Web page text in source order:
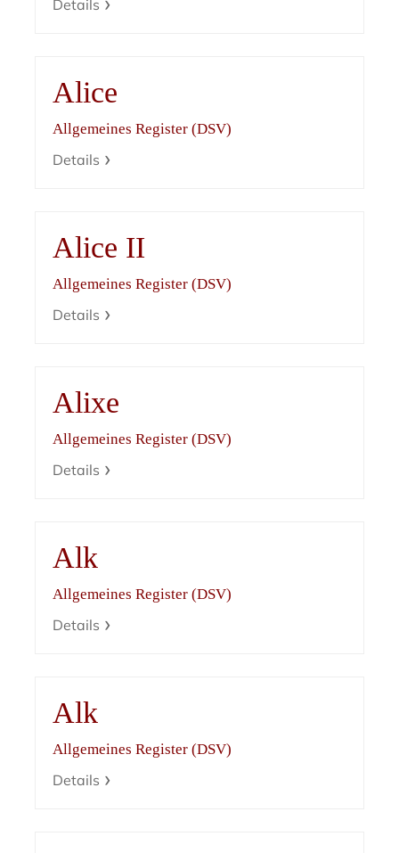
Details
Alice
Allgemeines Register (DSV)
Details
Alice II
Allgemeines Register (DSV)
Details
Alixe
Allgemeines Register (DSV)
Details
Alk
Allgemeines Register (DSV)
Details
Alk
Allgemeines Register (DSV)
Details